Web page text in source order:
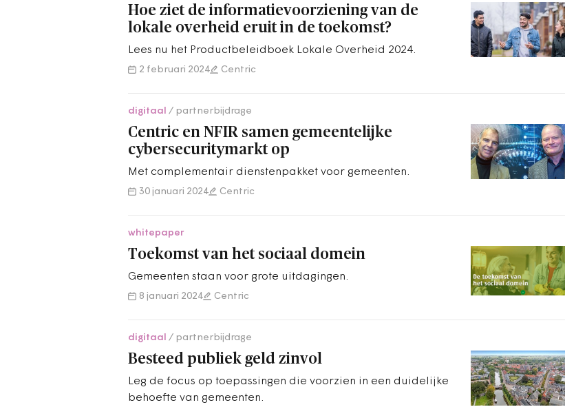
Hoe ziet de informatievoorziening van de
lokale overheid eruit in de toekomst?
Lees nu het Productbeleidboek Lokale Overheid 2024.
2 februari 2024 Centric
digitaal partnerbijdrage
Centric en NFIR samen gemeentelijke
cybersecuritymarkt op
Met complementair dienstenpakket voor gemeenten.
30 januari 2024 Centric
whitepaper
Toekomst van het sociaal domein
Gemeenten staan voor grote uitdagingen.
8 januari 2024 Centric
digitaal partnerbijdrage
Besteed publiek geld zinvol
Leg de focus op toepassingen die voorzien in een duidelijke
behoefte van gemeenten.